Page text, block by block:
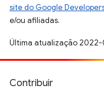
site do Google
e/ou afiliadas.
Última atualização 2022-
Contribuir